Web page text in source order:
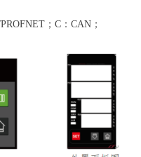
；C：CAN；